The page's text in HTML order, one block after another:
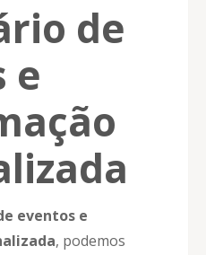
de
e
eventos e
, podemos